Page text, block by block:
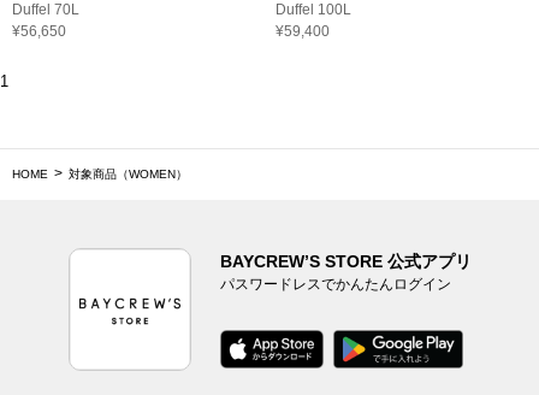
Duffel 70L
¥56,650
Duffel 100L
¥59,400
1
HOME 対象商品（WOMEN）
BAYCREW’S STORE 公式アプリ
パスワードレスでかんたんログイン